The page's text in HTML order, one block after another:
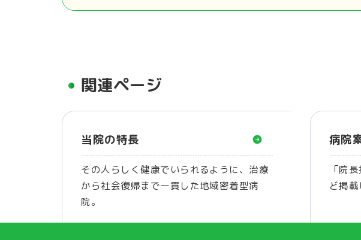
関連ページ
当院の特長
その人らしく健康でいられるように、治療
から社会復帰まで一貫した地域密着型病
院。
病院
「院
ど掲載